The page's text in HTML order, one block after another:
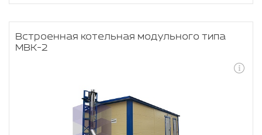
Встроенная котельная модульного типа
МВК-2